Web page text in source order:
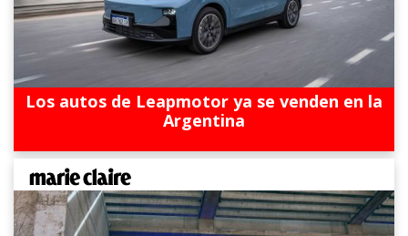
Los autos de Leapmotor ya se venden en la
Argentina